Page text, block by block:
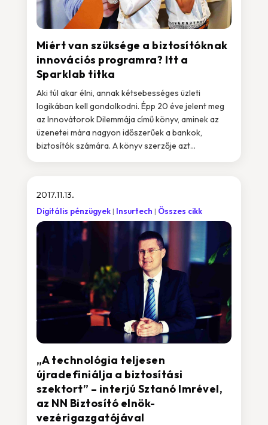
Miért van szüksége a biztosítóknak
innovációs programra? Itt a
Sparklab titka
Aki túl akar élni, annak kétsebességes üzleti
logikában kell gondolkodni. Épp 20 éve jelent meg
az Innovátorok Dilemmája című könyv, aminek az
üzenetei mára nagyon időszerűek a bankok,
biztosítók számára. A könyv szerzője azt...
„A technológia teljesen
újradefiniálja a biztosítási
szektort” – interjú Sztanó Imrével,
az NN Biztosító elnök-
vezérigazgatójával
2017.11.13.
Digitális pénzügyek Insurtech Összes cikk